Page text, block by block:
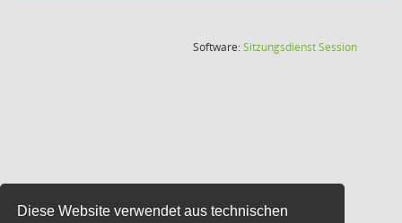
Diese Website verwendet aus technischen
Software:SitzungsdienstSession(Wird in